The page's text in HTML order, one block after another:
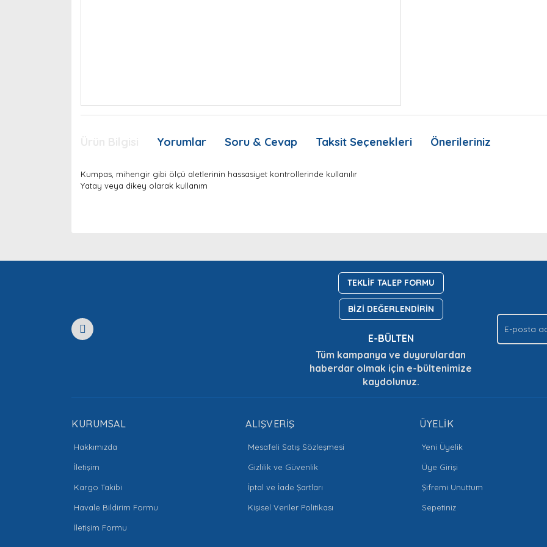
Yorumlar Soru & Cevap Taksit Seçenekleri Önerileriniz
Kumpas, mihengir gibi ölçü aletlerinin hassasiyet kontrollerinde kullanılır
Yatay veya dikey olarak kullanım
Yorum Yaz
Soru Sor
Gönder
TEKLİF TALEP FORMU
BİZİ DEĞERLENDİRİN
E-BÜLTEN
Tüm kampanya ve duyurulardan
haberdar olmak için e-bültenimize
kaydolunuz.
KURUMSAL
Hakkımızda
İletişim
Kargo Takibi
Havale Bildirim Formu
İletişim Formu
ALIŞVERİŞ
Mesafeli Satış Sözleşmesi
Gizlilik ve Güvenlik
İptal ve İade Şartları
Kişisel Veriler Politikası
ÜYELİK
Yeni Üyelik
Üye Girişi
Şifremi Unuttum
Sepetiniz